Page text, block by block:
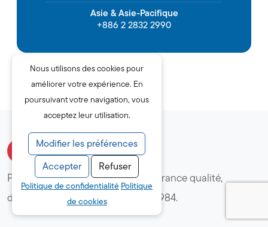
Asie & Asie-Pacifique
+886 2 2832 2990
Stabilité
Pro QC fournit des services d'assurance qualité,
d'ingénierie et de conseil depuis 1984.
Nous utilisons des cookies pour
améliorer votre expérience. En
poursuivant votre navigation, vous
acceptez leur utilisation.
Modifier les préférences
Accepter
Refuser
Politique de confidentialité Politique
de cookies